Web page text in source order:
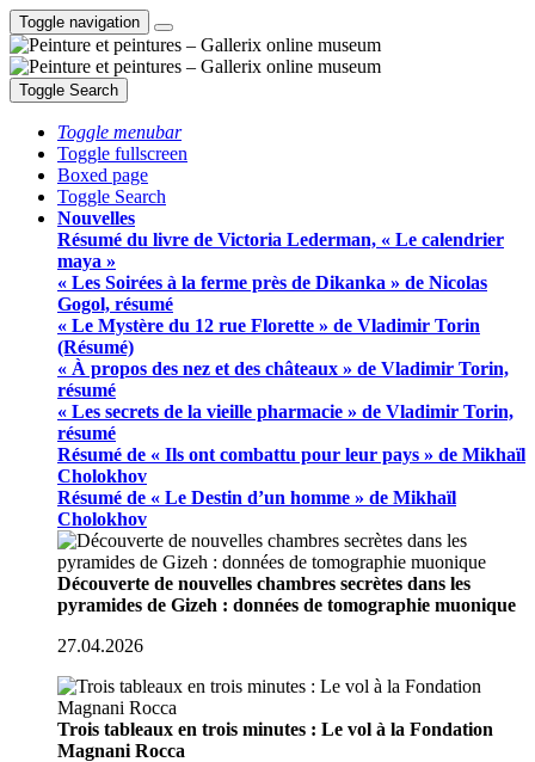
Toggle navigation
Toggle Search
Toggle menubar
Toggle fullscreen
Boxed page
Toggle Search
Nouvelles
Résumé du livre de Victoria Lederman, « Le calendrier
maya »
« Les Soirées à la ferme près de Dikanka » de Nicolas
Gogol, résumé
« Le Mystère du 12 rue Florette » de Vladimir Torin
(Résumé)
« À propos des nez et des châteaux » de Vladimir Torin,
résumé
« Les secrets de la vieille pharmacie » de Vladimir Torin,
résumé
Résumé de « Ils ont combattu pour leur pays » de Mikhaïl
Cholokhov
Résumé de « Le Destin d’un homme » de Mikhaïl
Cholokhov
Découverte de nouvelles chambres secrètes dans les
pyramides de Gizeh : données de tomographie muonique
27.04.2026
Trois tableaux en trois minutes : Le vol à la Fondation
Magnani Rocca